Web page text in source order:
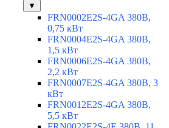
▼
FRN0002E2S-4GA 380В,
0,75 кВт
FRN0004E2S-4GA 380В,
1,5 кВт
FRN0006E2S-4GA 380В,
2,2 кВт
FRN0007E2S-4GA 380В, 3
кВт
FRN0012E2S-4GA 380В,
5,5 кВт